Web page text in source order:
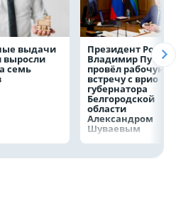
выдачи
выросли
семь
Президент России
Владимир Путин
провёл рабочую
встречу с врио
губернатора
Белгородской
области
Александром
Шуваевым